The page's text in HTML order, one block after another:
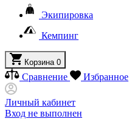
Экипировка
Кемпинг
Корзина 0
Сравнение Избранное
Личный кабинет
Вход не выполнен